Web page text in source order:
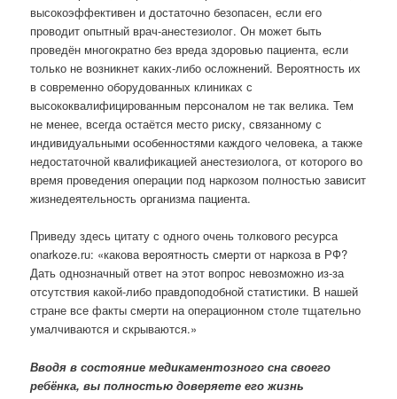
высокоэффективен и достаточно безопасен, если его
проводит опытный врач-анестезиолог. Он может быть
проведён многократно без вреда здоровью пациента, если
только не возникнет каких-либо осложнений. Вероятность их
в современно оборудованных клиниках с
высококвалифицированным персоналом не так велика. Тем
не менее, всегда остаётся место риску, связанному с
индивидуальными особенностями каждого человека, а также
недостаточной квалификацией анестезиолога, от которого во
время проведения операции под наркозом полностью зависит
жизнедеятельность организма пациента.
Приведу здесь цитату с одного очень толкового ресурса
onarkoze.ru: «какова вероятность смерти от наркоза в РФ?
Дать однозначный ответ на этот вопрос невозможно из-за
отсутствия какой-либо правдоподобной статистики. В нашей
стране все факты смерти на операционном столе тщательно
умалчиваются и скрываются.»
Вводя в состояние медикаментозного сна своего
ребёнка, вы полностью доверяете его жизнь